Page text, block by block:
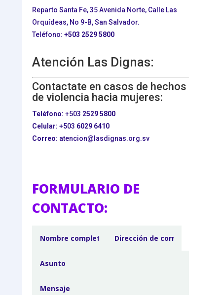
Reparto Santa Fe, 35 Avenida Norte, Calle Las
Orquídeas, No 9-B, San Salvador.
Teléfono: +503 2529 5800
Atención Las Dignas:
Contactate en casos de hechos
de violencia hacia mujeres:
Teléfono: +503 2529 5800
Celular: +503 6029 6410
Correo: atencion@lasdignas.org.sv
FORMULARIO DE
CONTACTO: